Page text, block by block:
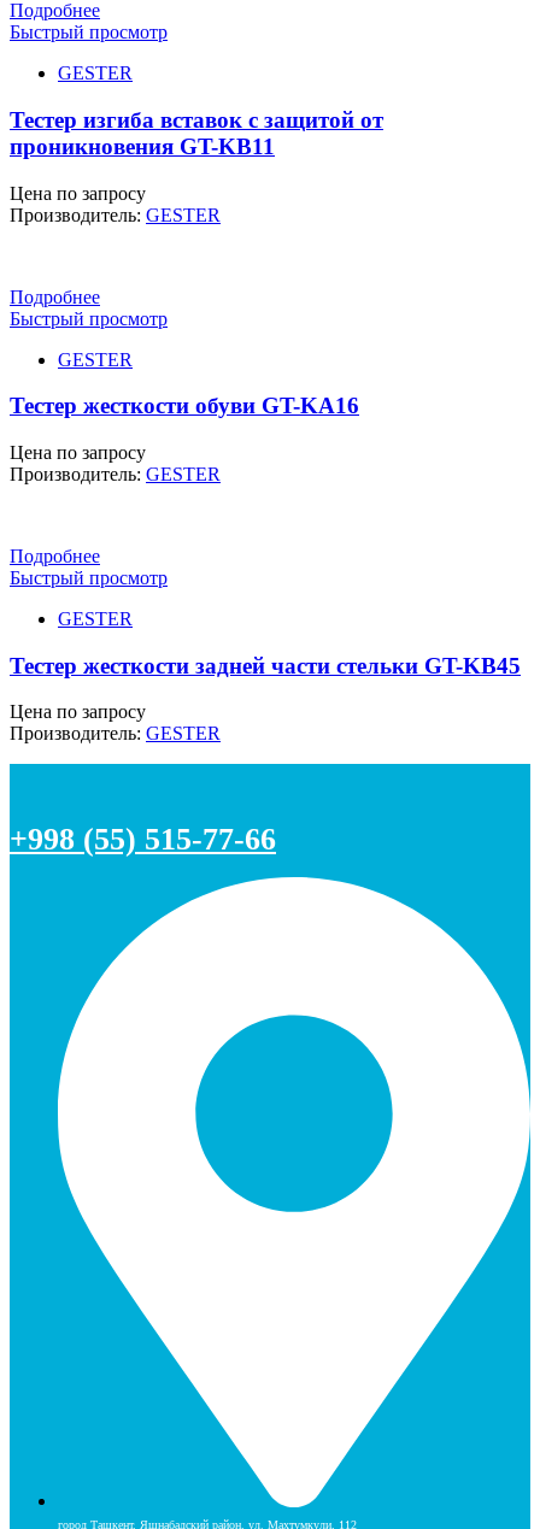
Подробнее
Быстрый просмотр
GESTER
Тестер изгиба вставок с защитой от
проникновения GT-KB11
Цена по запросу
Производитель: GESTER
Подробнее
Быстрый просмотр
GESTER
Тестер жесткости обуви GT-KA16
Цена по запросу
Производитель: GESTER
Подробнее
Быстрый просмотр
GESTER
Тестер жесткости задней части стельки GT-KB45
Цена по запросу
Производитель: GESTER
+998 (55) 515-77-66
город Ташкент, Яшнабадский район, ул. Махтумкули, 112